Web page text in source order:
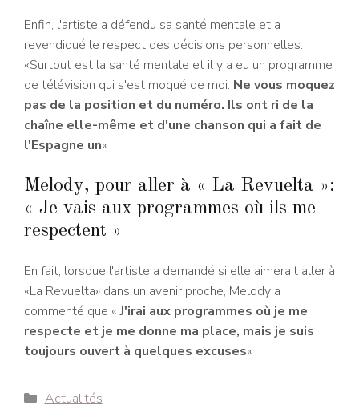
Enfin, l'artiste a défendu sa santé mentale et a
revendiqué le respect des décisions personnelles:
«Surtout est la santé mentale et il y a eu un programme
de télévision qui s'est moqué de moi. Ne vous moquez
pas de la position et du numéro. Ils ont ri de la
chaîne elle-même et d'une chanson qui a fait de
l'Espagne un«
Melody, pour aller à « La Revuelta »:
« Je vais aux programmes où ils me
respectent »
En fait, lorsque l'artiste a demandé si elle aimerait aller à
«La Revuelta» dans un avenir proche, Melody a
commenté que «J'irai aux programmes où je me
respecte et je me donne ma place, mais je suis
toujours ouvert à quelques excuses«
Catégories
Actualités